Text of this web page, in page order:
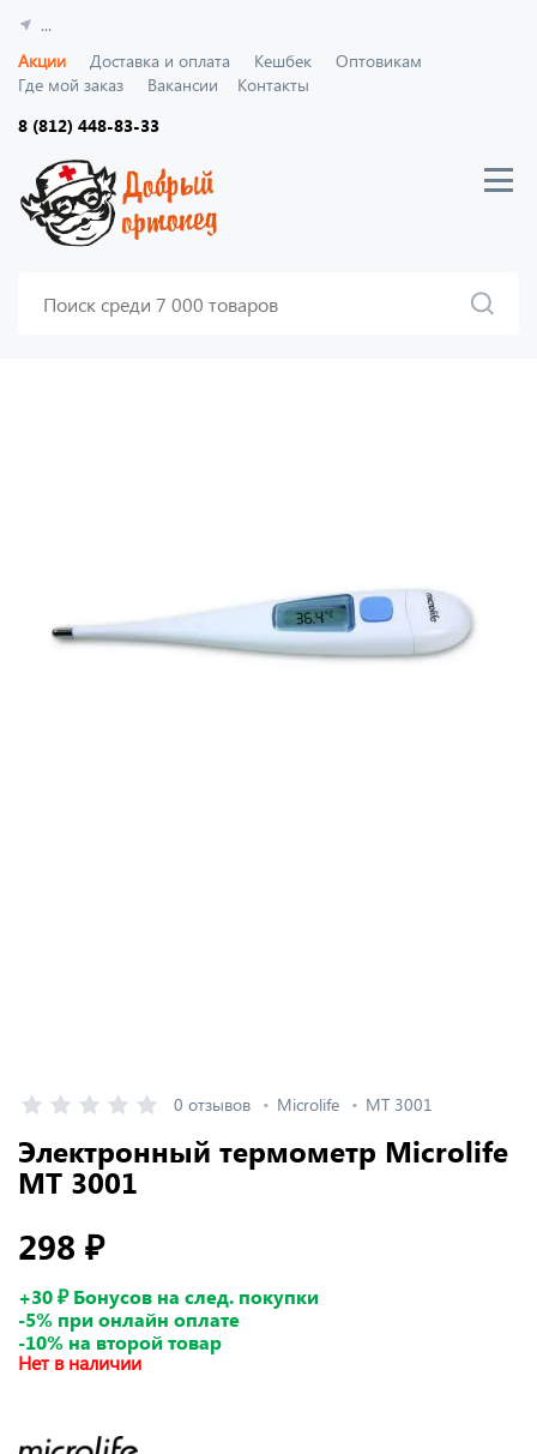
...
Акции
Доставка и оплата Кешбек
Оптовикам
Где мой заказ
Вакансии
Контакты
8 (812) 448-83-33
0 отзывов Microlife MT 3001
Электронный термометр Microlife
MT 3001
298 ₽
+30 ₽ Бонусов на след. покупки
-5% при онлайн оплате
-10% на второй товар
Нет в наличии